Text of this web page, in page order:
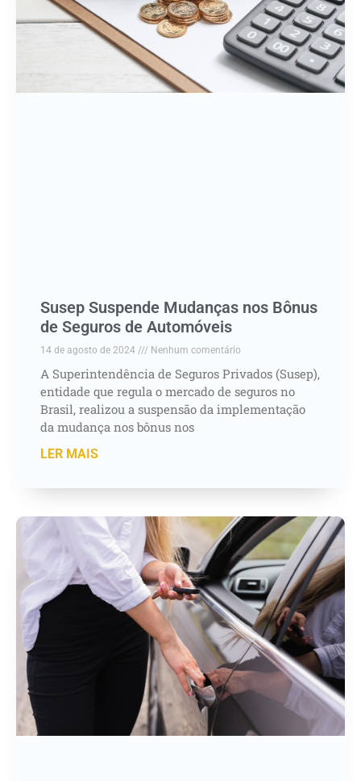
Susep Suspende Mudanças nos Bônus
de Seguros de Automóveis
14 de agosto de 2024 Nenhum comentário
A Superintendência de Seguros Privados (Susep),
entidade que regula o mercado de seguros no
Brasil, realizou a suspensão da implementação
da mudança nos bônus nos
LER MAIS